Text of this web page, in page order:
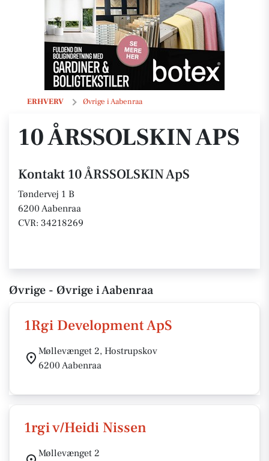
ERHVERV Øvrige i Aabenraa
10 ÅRSSOLSKIN ApS
10 ÅRSSOLSKIN APS
Kontakt 10 ÅRSSOLSKIN ApS
Tøndervej 1 B
6200 Aabenraa
CVR: 34218269
Øvrige - Øvrige i Aabenraa
1Rgi Development ApS
Møllevænget 2, Hostrupskov
6200 Aabenraa
1rgi v/Heidi Nissen
Møllevænget 2